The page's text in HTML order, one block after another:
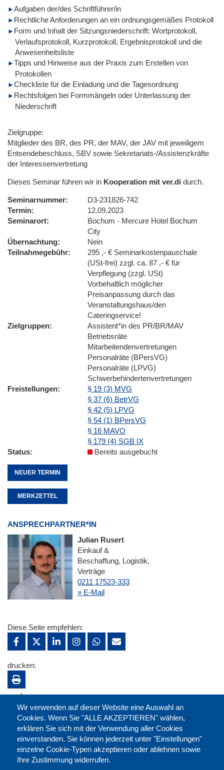
Aufgaben der/des Schriftführer/in
Rechtliche Anforderungen an ein ordnungsgemäßes Protokoll
Form und Inhalt der Sitzungsniederschrift: Wortprotokoll,
Verlaufsprotokoll, Kurzprotokoll, Ergebnisprotokoll und die
Anwesenheitsliste
Tipps und Hinweise aus der Praxis zum Erstellen von
Protokollen
Checkliste für die Einladung und die Tagesordnung
Rechtsfolgen bei Formmängeln oder Unterlassung der
Niederschrift
Zielgruppe:
Mitglieder des BR, des PR, der MAV, der JAV mit jeweiligem
Entsendebeschluss, SBV sowie Sekretariats-/Assistenzkräfte
der Interessenvertretung
Dieses Seminar führen wir in Kooperation mit ver.di durch.
Seminarnummer
D3-231826-742
Termin
12.09.2023
Seminarort
Bochum - Mercure Hotel Bochum
City
Übernachtung
Nein
Teilnahmegebühr
295 ,- € Seminarkostenpauschale
(USt-frei) zzgl. ca. 87 ,- € für
Verpflegung (zzgl. USt)
Vorbehaltlich möglicher
Preisanpassung durch das
Veranstaltungshaus/den
Cateringservice!
Zielgruppen
Assistent*in des PR/BR/MAV
Betriebsräte
Mitarbeitendenvertretungen
Personalräte (BPersVG)
Personalräte (LPVG)
Schwerbehindertenvertretungen
Freistellungen
§ 19 (3) MVG
§ 37 (6) BetrVG
§ 42 (5) LPVG
§ 54 (1) BPersVG
§ 16 MAVO
§ 179 (4) SGB IX
Status
Bereits ausgebucht
NEUER TERMIN
MERKZETTEL
ANSPRECHPARTNER*IN
Julian Rusert
Einkauf &
Beschaffung, Logistik,
Verträge
0211 17523-333
» E-Mail
Wir verwenden auf dieser Website eine Auswahl an
Cookies. Wenn Sie "ALLE AKZEPTIEREN" wählen,
erklären Sie sich mit der Verwendung aller Cookies
einverstanden. Sie können jederzeit unter "Einstellungen"
einzelne Cookie-Typen akzeptieren oder ablehnen sowie
Ihre Zustimmung widerrufen.
Diese Seite empfehlen:
drucken:
merken: